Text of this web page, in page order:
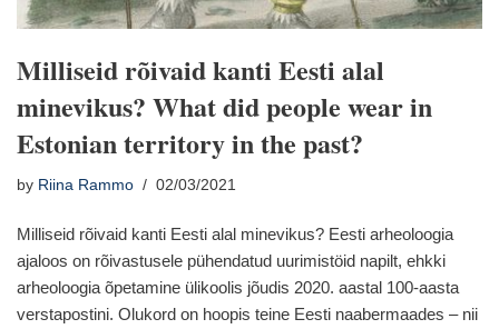
Milliseid rõivaid kanti Eesti alal
minevikus? What did people wear in
Estonian territory in the past?
by Riina Rammo 02/03/2021
Milliseid rõivaid kanti Eesti alal minevikus? Eesti arheoloogia
ajaloos on rõivastusele pühendatud uurimistöid napilt, ehkki
arheoloogia õpetamine ülikoolis jõudis 2020. aastal 100-aasta
verstapostini. Olukord on hoopis teine Eesti naabermaades – nii